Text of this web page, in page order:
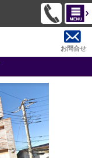
お問合せ